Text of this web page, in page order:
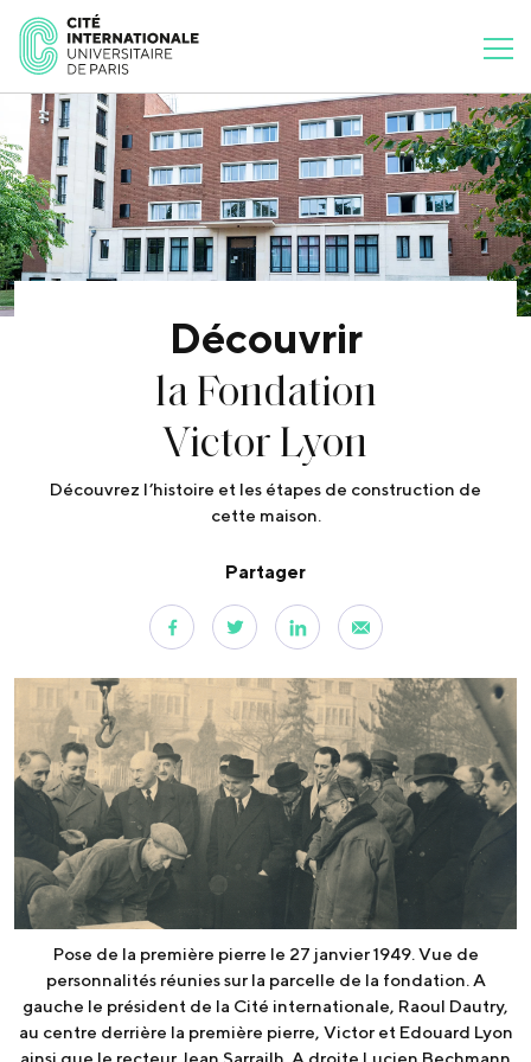
Découvrir
la Fondation
Victor Lyon
Découvrez l’histoire et les étapes de construction de
cette maison.
Partager
Pose de la première pierre le 27 janvier 1949. Vue de
personnalités réunies sur la parcelle de la fondation. A
gauche le président de la Cité internationale, Raoul Dautry,
au centre derrière la première pierre, Victor et Edouard Lyon